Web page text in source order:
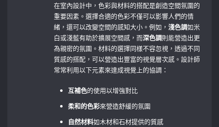
在室內設計中，色彩與材料的搭配是創造空間氛圍的
重要因素。選擇合適的色彩不僅可以影響人們的情
緒，還可以改變空間的感知大小。例如，淺色調如米
白或淺藍有助於擴展空間感，而深色調則能營造出更
為親密的氛圍。材料的選擇同樣不容忽視，透過不同
質感的搭配，可以營造出豐富的視覺層次感。設計師
常常利用以下元素來達成視覺上的協調：
互補色的使用以增強對比
柔和的色彩來營造舒緩的氛圍
自然材料如木材和石材提供的質感